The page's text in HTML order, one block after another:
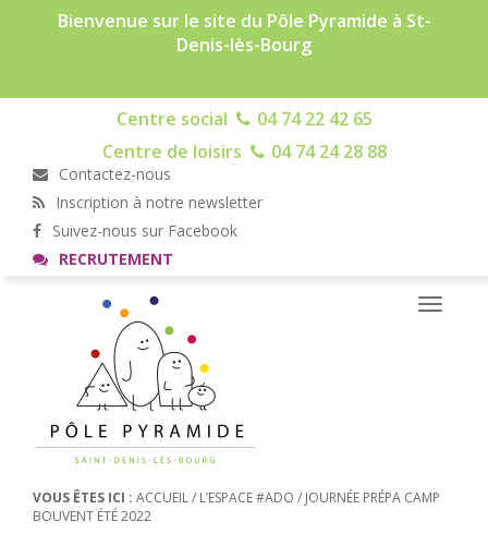
Bienvenue sur le site du Pôle Pyramide à St-
Denis-lès-Bourg
Centre social
04 74 22 42 65
Centre de loisirs
04 74 24 28 88
Contactez-nous
Inscription à notre newsletter
Suivez-nous sur Facebook
RECRUTEMENT
Toggle
VOUS ÊTES ICI : ACCUEIL/ L’ESPACE #ADO / JOURNÉE PRÉPA CAMP
BOUVENT ÉTÉ 2022